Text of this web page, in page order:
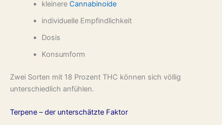
kleinere Cannabinoide
individuelle Empfindlichkeit
Dosis
Konsumform
Zwei Sorten mit 18 Prozent THC können sich völlig
unterschiedlich anfühlen.
Terpene – der unterschätzte Faktor